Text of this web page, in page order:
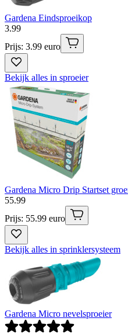
Gardena Eindsproeikop
3.99
Prijs: 3.99 euro
Bekijk alles in sproeier
Gardena Micro Drip Startset
55.99
Prijs: 55.99 euro
Bekijk alles in sprinklersysteem
Gardena Micro nevelsproeier